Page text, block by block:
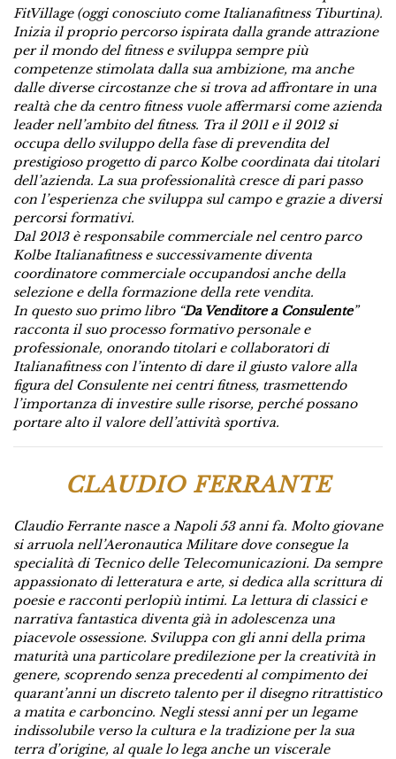
FitVillage (oggi conosciuto come Italianafitness Tiburtina).
Inizia il proprio percorso ispirata dalla grande attrazione
per il mondo del fitness e sviluppa sempre più
competenze stimolata dalla sua ambizione, ma anche
dalle diverse circostanze che si trova ad affrontare in una
realtà che da centro fitness vuole affermarsi come azienda
leader nell’ambito del fitness. Tra il 2011 e il 2012 si
occupa dello sviluppo della fase di prevendita del
prestigioso progetto di parco Kolbe coordinata dai titolari
dell’azienda. La sua professionalità cresce di pari passo
con l’esperienza che sviluppa sul campo e grazie a diversi
percorsi formativi.
Dal 2013 è responsabile commerciale nel centro parco
Kolbe Italianafitness e successivamente diventa
coordinatore commerciale occupandosi anche della
selezione e della formazione della rete vendita.
In questo suo primo libro “Da Venditore a Consulente”
racconta il suo processo formativo personale e
professionale, onorando titolari e collaboratori di
Italianafitness con l’intento di dare il giusto valore alla
figura del Consulente nei centri fitness, trasmettendo
l’importanza di investire sulle risorse, perchépossano
portare alto il valore dell’attività sportiva.
CLAUDIO FERRANTE
Claudio Ferrante nasce a Napoli 53 anni fa. Molto giovane
si arruola nell’Aeronautica Militare dove consegue la
specialità di Tecnico delle Telecomunicazioni. Da sempre
appassionato di letteratura e arte, si dedica alla scrittura di
poesie e racconti perlopiù intimi. La lettura di classici e
narrativa fantastica diventa già in adolescenza una
piacevole ossessione. Sviluppa con gli anni della prima
maturità una particolare predilezione per la creatività in
genere, scoprendo senza precedenti al compimento dei
quarant’anni un discreto talento per il disegno ritrattistico
a matita e carboncino. Negli stessi anni per un legame
indissolubile verso la cultura e la tradizione per la sua
terra d’origine, al quale lo lega anche un viscerale